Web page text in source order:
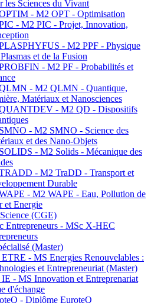
les Sciences du Vivant
- M2 OPT - Optimisation
- M2 PIC - Projet, Innovation,
- M2 PPF - Physique
et de la Fusion
- M2 PF - Probabilités et
- M2 QLMN - Quantique,
Matériaux et Nanosciences
- M2 QD - Dispositifs
- M2 SMNO - Science des
et des Nano-Objets
- M2 Solids - Mécanique des
- M2 TraDD - Transport et
Durable
- M2 WAPE - Eau, Pollution de
et Energie
(CGE)
Entrepreneurs - MSc X-HEC
(Master)
- MS Energies Renouvelables :
et Entrepreneuriat (Master)
- MS Innovation et Entreprenariat
d'échange
- Diplôme EuroteQ